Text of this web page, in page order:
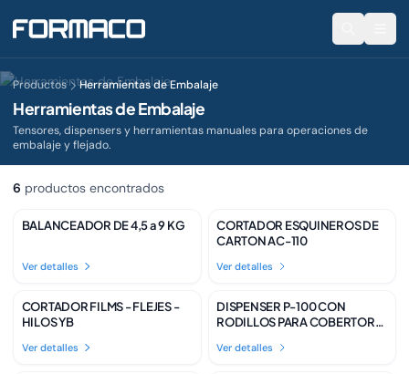
Productos Herramientas de Embalaje
Herramientas de Embalaje
Tensores, dispensers y herramientas manuales para operaciones de
embalaje y flejado.
6 productos encontrados
Disponible
BALANCEADOR DE 4,5 a 9 KG
Ver detalles
Disponible
CORTADOR ESQUINEROS DE
CARTON AC-110
Ver detalles
Disponible
CORTADOR FILMS - FLEJES -
HILOS YB
Ver detalles
Disponible
DISPENSER P-100 CON
RODILLOS PARA COBERTOR
Ver detalles